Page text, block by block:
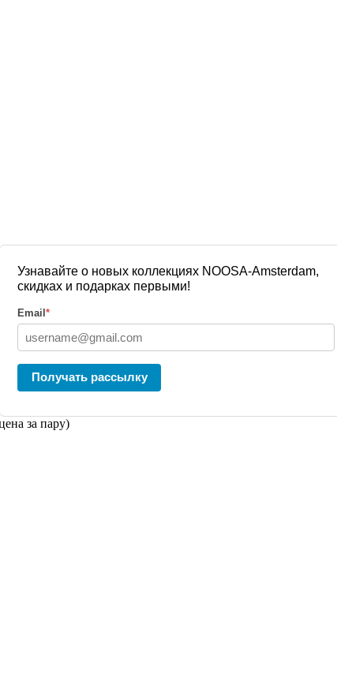
Узнавайте о новых коллекциях NOOSA-Amsterdam,
скидках и подарках первыми!
Email *
Получать рассылку
за пару)